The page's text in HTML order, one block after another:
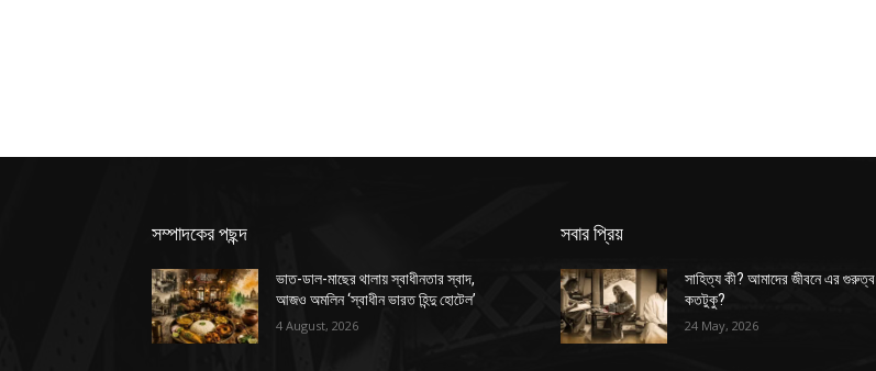
সম্পাদকের পছন্দ
ভাত-ডাল-মাছের থালায় স্বাধীনতার স্বাদ,
আজও অমলিন ‘স্বাধীন ভারত হিন্দু হোটেল’
4 August, 2026
সবার প্রিয়
সাহিত্য কী? আমাদের জীবনে এর গুরুত্ব
কতটুকু?
24 May, 2026